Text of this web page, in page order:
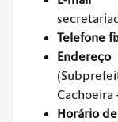
Telefone
Endereço
Cachoeira
Horário